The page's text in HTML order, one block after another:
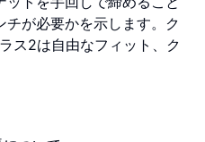
が必要かを示します。ク
ス2は自由なフィット、ク